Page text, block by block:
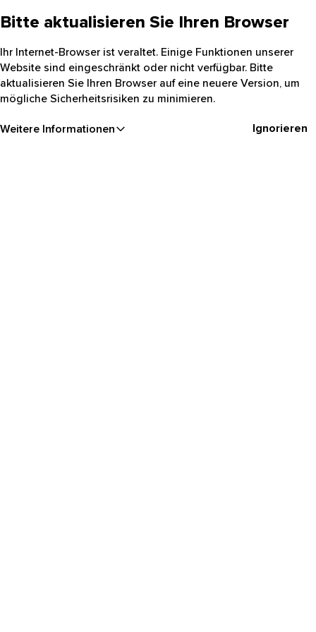
Bitte aktualisieren Sie Ihren Browser
Ihr Internet-Browser ist veraltet. Einige Funktionen unserer
Website sind eingeschränkt oder nicht verfügbar. Bitte
aktualisieren Sie Ihren Browser auf eine neuere Version, um
mögliche Sicherheitsrisiken zu minimieren.
Weitere Informationen Ignorieren